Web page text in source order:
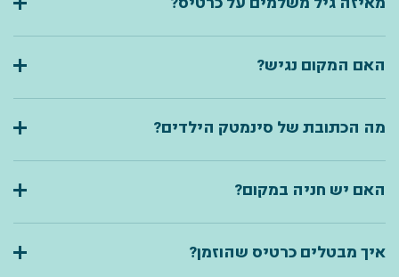
האם המקום נגיש?
מה הכתובת של סינמטק הילדים?
האם יש חניה במקום?
איך מבטלים כרטיס שהוזמן?